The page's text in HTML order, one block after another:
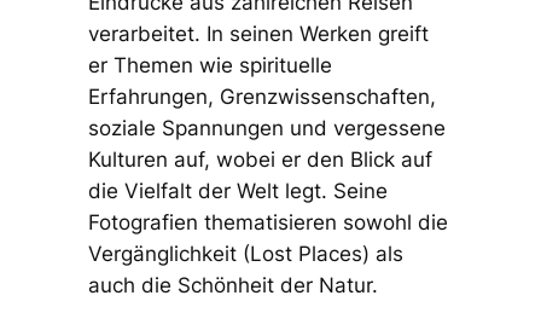
verarbeitet. In seinen Werken greift
er Themen wie spirituelle
Erfahrungen, Grenzwissenschaften,
soziale Spannungen und vergessene
Kulturen auf, wobei er den Blick auf
die Vielfalt der Welt legt. Seine
Fotografien thematisieren sowohl die
Vergänglichkeit (Lost Places) als
auch die Schönheit der Natur.